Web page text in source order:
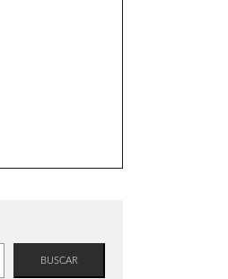
BUSCAR